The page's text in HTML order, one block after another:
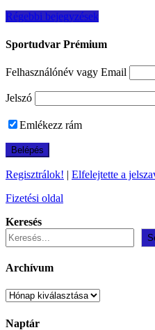
Bejegyzés
navigáció
Régebbi bejegyzések
Sportudvar Prémium
Felhasználónév vagy Email
Jelszó
Emlékezz rám
Regisztrálok! | Elfelejtette a
Fizetési oldal
Keresés
Archívum
Archívum
Naptár